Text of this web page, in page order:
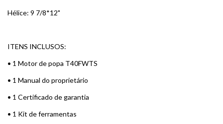
Hélice: 9 7/8*12"
ITENS INCLUSOS:
•⁠ ⁠1 Motor de popa T40FWTS
•⁠ ⁠1 Manual do proprietário
•⁠ ⁠1 Certificado de garantia
•⁠ ⁠1 Kit de ferramentas